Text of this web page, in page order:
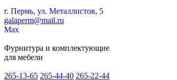
г. Пермь, ул. Металлистов, 5
galaperm@mail.ru
Мах
Фурнитура и комплектующие
для мебели
265-13-65 265-44-40 265-22-44